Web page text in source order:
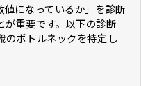
になっているか」を診断
が重要です。以下の診断
のボトルネックを特定し